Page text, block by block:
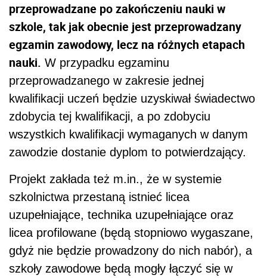
przeprowadzane po zakończeniu nauki w
szkole, tak jak obecnie jest przeprowadzany
egzamin zawodowy, lecz na różnych etapach
nauki. W przypadku egzaminu
przeprowadzanego w zakresie jednej
kwalifikacji uczeń będzie uzyskiwał świadectwo
zdobycia tej kwalifikacji, a po zdobyciu
wszystkich kwalifikacji wymaganych w danym
zawodzie dostanie dyplom to potwierdzający.
Projekt zakłada też m.in., że w systemie
szkolnictwa przestaną istnieć licea
uzupełniające, technika uzupełniające oraz
licea profilowane (będą stopniowo wygaszane,
gdyż nie będzie prowadzony do nich nabór), a
szkoły zawodowe będą mogły łączyć się w